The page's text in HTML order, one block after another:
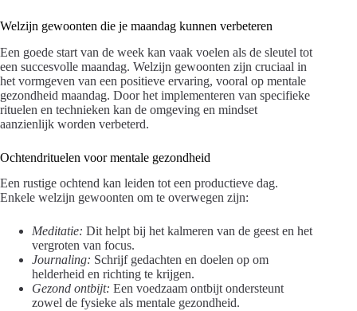
Welzijn gewoonten die je maandag kunnen verbeteren
Een goede start van de week kan vaak voelen als de sleutel tot
een succesvolle maandag. Welzijn gewoonten zijn cruciaal in
het vormgeven van een positieve ervaring, vooral op mentale
gezondheid maandag. Door het implementeren van specifieke
rituelen en technieken kan de omgeving en mindset
aanzienlijk worden verbeterd.
Ochtendrituelen voor mentale gezondheid
Een rustige ochtend kan leiden tot een productieve dag.
Enkele welzijn gewoonten om te overwegen zijn:
Meditatie: Dit helpt bij het kalmeren van de geest en het
vergroten van focus.
Journaling: Schrijf gedachten en doelen op om
helderheid en richting te krijgen.
Gezond ontbijt: Een voedzaam ontbijt ondersteunt
zowel de fysieke als mentale gezondheid.